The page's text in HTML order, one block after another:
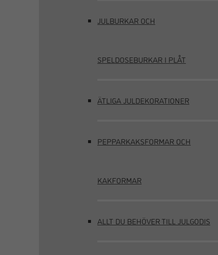
JULBURKAR OCH
SPELDOSEBURKAR I PLÅT
ÄTLIGA JULDEKORATIONER
PEPPARKAKSFORMAR OCH
KAKFORMAR
ALLT DU BEHÖVER TILL JULGODIS